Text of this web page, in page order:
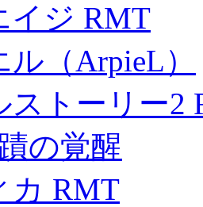
イジ RMT
（ArpieL）
ストーリー2
の覚醒
カ RMT